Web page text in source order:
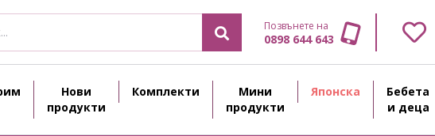
Позвънете на
0898 644 643
Нови
продукти
Комплекти
Мини
продукти
Японска
Бебета
и деца